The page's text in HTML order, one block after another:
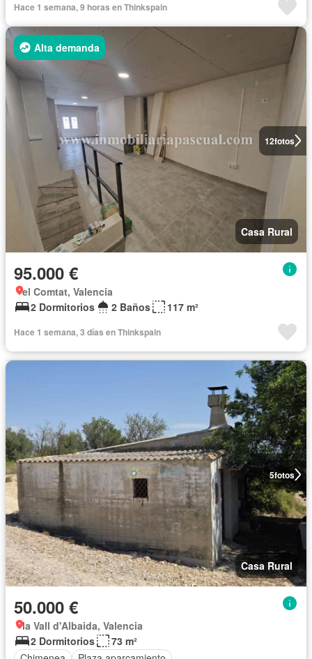
Hace 1 semana, 9 horas en Thinkspain
12fotos
Alta demanda
Casa Rural
95.000 €
el Comtat, Valencia
2 Dormitorios
2 Baños 117 m²
Hace 1 semana, 3 días en Thinkspain
5fotos
Casa Rural
50.000 €
la Vall d'Albaida, Valencia
2 Dormitorios
73 m²